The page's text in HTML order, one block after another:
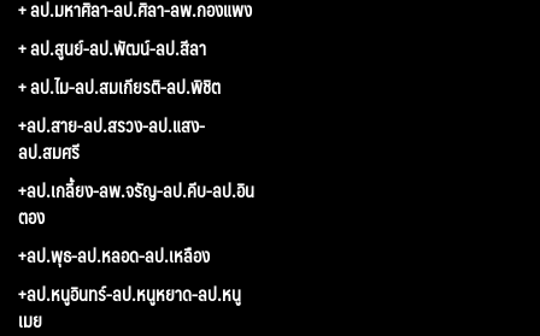
+ ลป.มหาศิลา-ลป.ศิลา-ลพ.กองแพง
+ ลป.สูนย์-ลป.พัฒน์-ลป.สีลา
+ ลป.ไม-ลป.สมเกียรติ-ลป.พิชิต
+ลป.สาย-ลป.สรวง-ลป.แสง-
ลป.สมศรี
+ลป.เกลี้ยง-ลพ.จรัญ-ลป.คีบ-ลป.อิน
ตอง
+ลป.พุธ-ลป.หลอด-ลป.เหลือง
+ลป.หนูอินทร์-ลป.หนูหยาด-ลป.หนู
เมย